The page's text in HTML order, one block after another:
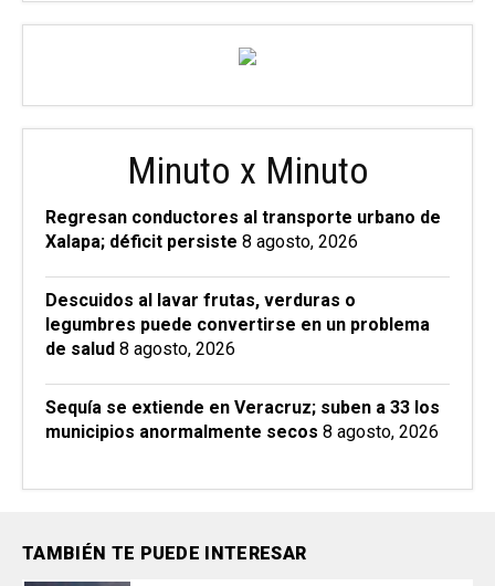
Minuto x Minuto
Regresan conductores al transporte urbano de
Xalapa; déficit persiste 8 agosto, 2026
Descuidos al lavar frutas, verduras o
legumbres puede convertirse en un problema
de salud 8 agosto, 2026
Sequía se extiende en Veracruz; suben a 33 los
municipios anormalmente secos 8 agosto, 2026
TAMBIÉN TE PUEDE INTERESAR